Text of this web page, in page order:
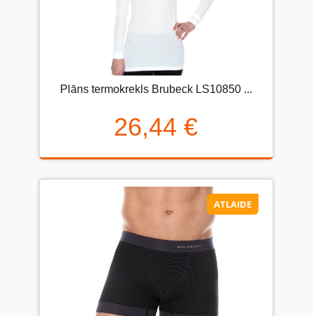
Plāns termokrekls Brubeck LS10850 ...
26,44 €
ATLAIDE